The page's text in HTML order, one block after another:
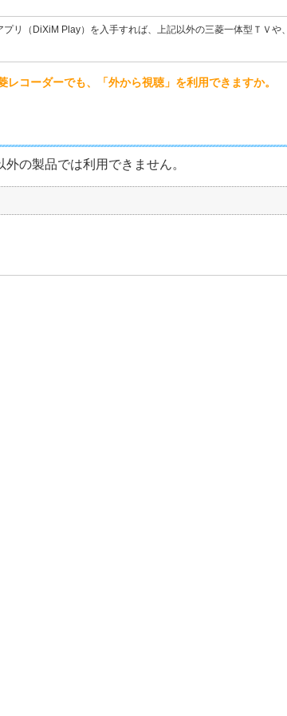
プリ（DiXiM Play）を入手すれば、上記以外の三菱一体型ＴＶや
コーダーでも、「外から視聴」を利用できますか。
の製品では利用できません。